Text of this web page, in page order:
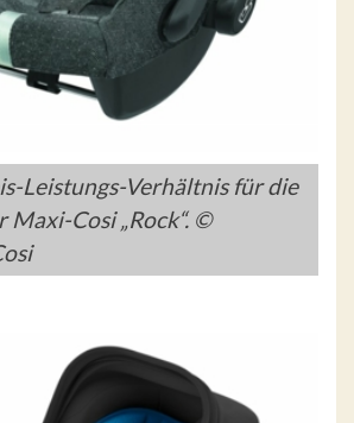
Leistungs-Verhältnis für die
Maxi-Cosi „Rock“. ©